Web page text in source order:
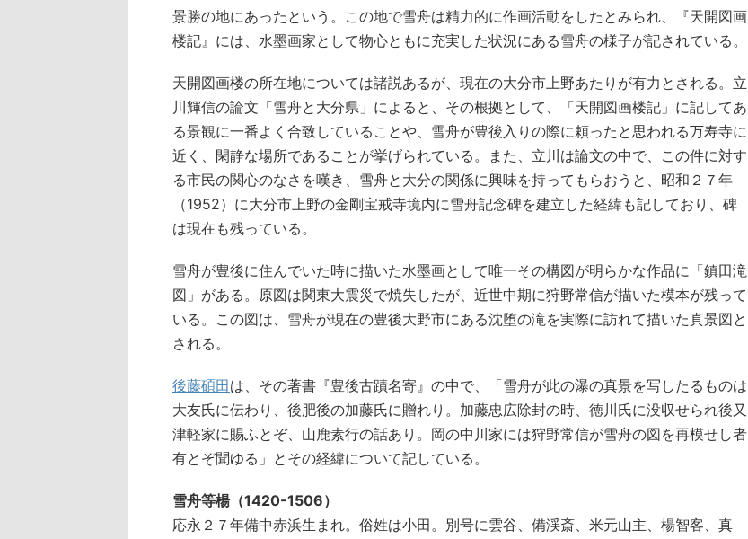
景勝の地にあったという。この地で雪舟は精力的に作画活動をしたとみられ、『天開図画
楼記』には、水墨画家として物心ともに充実した状況にある雪舟の様子が記されている。
天開図画楼の所在地については諸説あるが、現在の大分市上野あたりが有力とされる。立
川輝信の論文「雪舟と大分県」によると、その根拠として、「天開図画楼記」に記してあ
る景観に一番よく合致していることや、雪舟が豊後入りの際に頼ったと思われる万寿寺に
近く、閑静な場所であることが挙げられている。また、立川は論文の中で、この件に対す
る市民の関心のなさを嘆き、雪舟と大分の関係に興味を持ってもらおうと、昭和２７年
（1952）に大分市上野の金剛宝戒寺境内に雪舟記念碑を建立した経緯も記しており、碑
は現在も残っている。
雪舟が豊後に住んでいた時に描いた水墨画として唯一その構図が明らかな作品に「鎮田滝
図」がある。原図は関東大震災で焼失したが、近世中期に狩野常信が描いた模本が残って
いる。この図は、雪舟が現在の豊後大野市にある沈堕の滝を実際に訪れて描いた真景図と
される。
後藤碩田は、その著書『豊後古蹟名寄』の中で、「雪舟が此の瀑の真景を写したるものは
大友氏に伝わり、後肥後の加藤氏に贈れり。加藤忠広除封の時、徳川氏に没収せられ後又
津軽家に賜ふとぞ、山鹿素行の話あり。岡の中川家には狩野常信が雪舟の図を再模せし者
有とぞ聞ゆる」とその経緯について記している。
雪舟等楊（1420-1506）
応永２７年備中赤浜生まれ。俗姓は小田。別号に雲谷、備渓斎、米元山主、楊智客、真